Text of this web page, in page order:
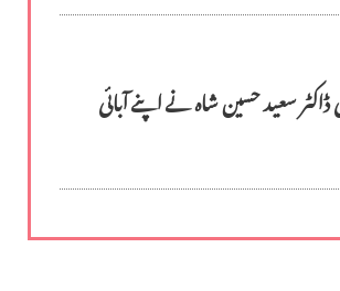
ڈاکٹر سعید حسین شاہ نے اپنے آبائی